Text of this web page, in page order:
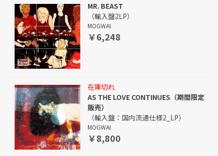
MR. BEAST
（輸入盤2LP）
MOGWAI
￥6,248
在庫切れ
AS THE LOVE CONTINUES（期間限定
販売）
（輸入盤：国内流通仕様2_LP）
MOGWAI
￥8,800